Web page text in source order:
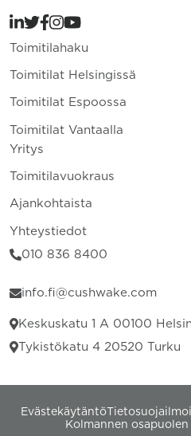
Toimitilahaku
Toimitilat Helsingissä
Toimitilat Espoossa
Toimitilat Vantaalla
Yritys
Toimitilavuokraus
Ajankohtaista
Yhteystiedot
010 836 8400
info.fi@cushwake.com
Keskuskatu 1 A 00100
Tykistökatu 4 20520 Turku
Evästekäytäntö
Kolmannen